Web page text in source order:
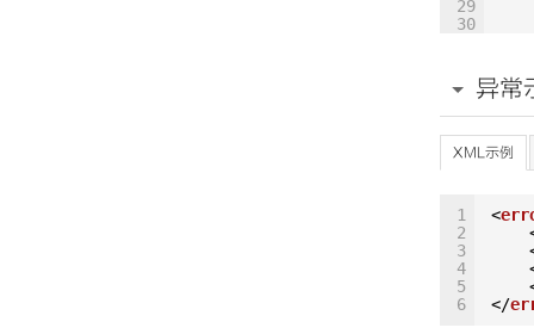
29
30
34
35
36
37
41
42
43
44
45
46
异常
XML示例
1
2
3
4
5
6
<
</